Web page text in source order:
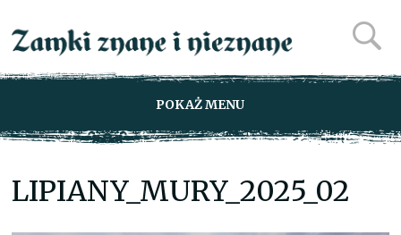
POKAŻ MENU
LIPIANY_MURY_2025_02